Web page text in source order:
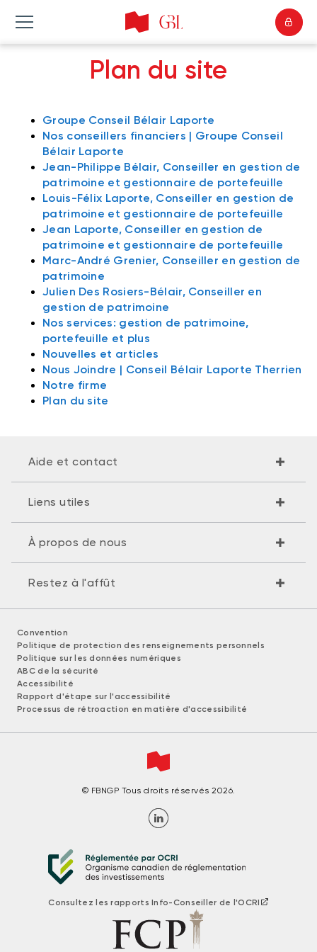
Plan du site
Groupe Conseil Bélair Laporte
Nos conseillers financiers | Groupe Conseil
Bélair Laporte
Jean-Philippe Bélair, Conseiller en gestion de
patrimoine et gestionnaire de portefeuille
Louis-Félix Laporte, Conseiller en gestion de
patrimoine et gestionnaire de portefeuille
Jean Laporte, Conseiller en gestion de
patrimoine et gestionnaire de portefeuille
Marc-André Grenier, Conseiller en gestion de
patrimoine
Julien Des Rosiers-Bélair, Conseiller en
gestion de patrimoine
Nos services: gestion de patrimoine,
portefeuille et plus
Nouvelles et articles
Nous Joindre | Conseil Bélair Laporte Therrien
Notre firme
Plan du site
Aide et contact
Liens utiles
À propos de nous
Restez à l'affût
Convention
Politique de protection des renseignements personnels
Politique sur les données numériques
ABC de la sécurité
Accessibilité
Rapport d'étape sur l'accessibilité
Processus de rétroaction en matière d'accessibilité
© FBNGP Tous droits réservés 2026.
Consultez les rapports Info-Conseiller de l'OCRI